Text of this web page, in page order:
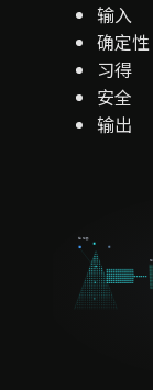
输入
确定性
习得
安全
输出
传感器
感